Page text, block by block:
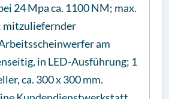
24 Mpa ca. 1100 NM; max.
mitzuliefernder
am
in LED-Ausführung; 1
ca. 300 x 300 mm.